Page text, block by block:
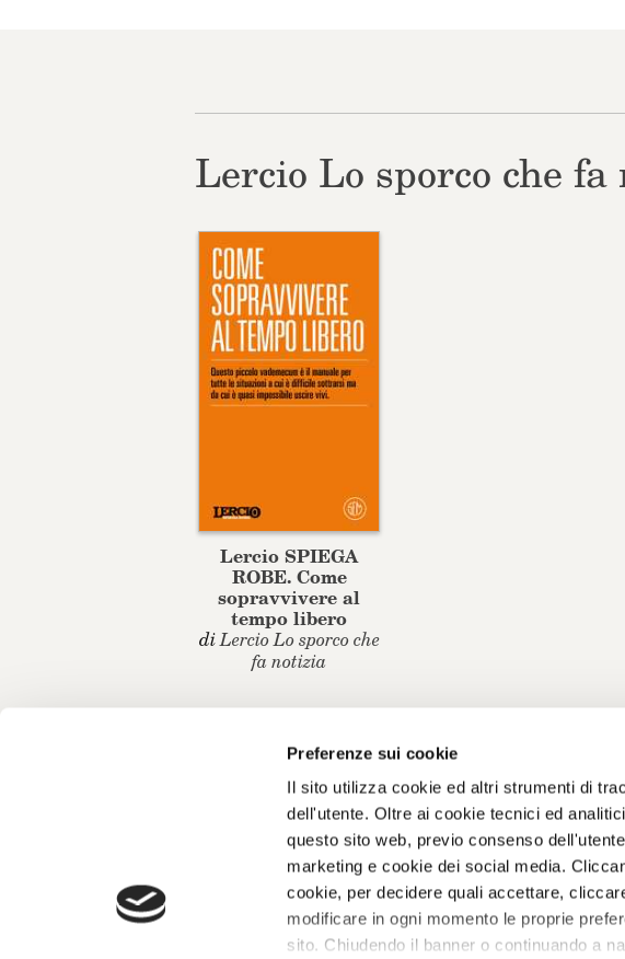
Preferenze sui cookie
Il sito utilizza cookie ed altri strumenti di
dell'utente. Oltre ai cookie tecnici ed
questo sito web, previo consenso
marketing e cookie dei social media.
cookie, per decidere quali accettare,
modificare in ogni momento le proprie
sito. Chiudendo il banner o continuando a
Lercio Lo sporco che
Lercio SPIEGA
ROBE. Come
sopravvivere al
tempo libero
diLercio Lo sporco che
fa notizia
Giangiacomo Feltrinelli Editore Srl
Giangiacomo Feltrinelli Editore © 1999-2026
Dati